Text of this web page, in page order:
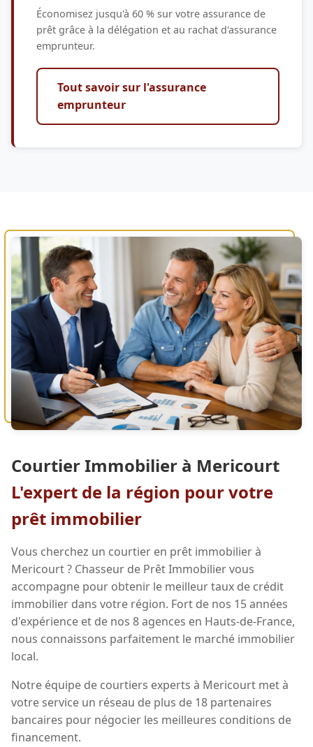
Économisez jusqu'à 60 % sur votre assurance de
prêt grâce à la délégation et au rachat d'assurance
emprunteur.
Tout savoir sur l'assurance
emprunteur
Courtier Immobilier à Mericourt
L'expert de la région pour votre
prêt immobilier
Vous cherchez un courtier en prêt immobilier à
Mericourt ? Chasseur de Prêt Immobilier vous
accompagne pour obtenir le meilleur taux de crédit
immobilier dans votre région. Fort de nos 15 années
d'expérience et de nos 8 agences en Hauts-de-France,
nous connaissons parfaitement le marché immobilier
local.
Notre équipe de courtiers experts à Mericourt met à
votre service un réseau de plus de 18 partenaires
bancaires pour négocier les meilleures conditions de
financement.